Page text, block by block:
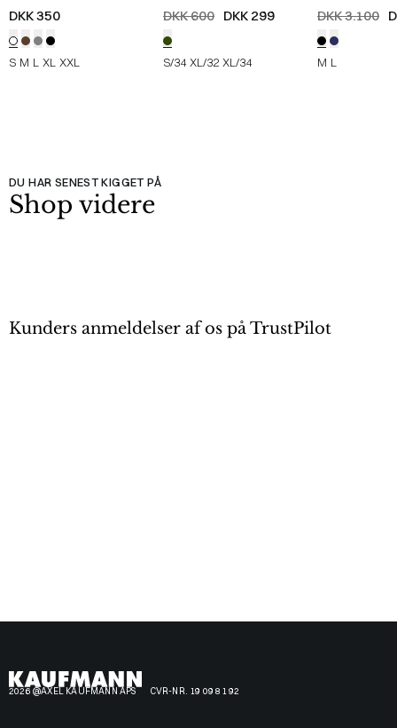
shirt /WHITE
DKK 350
S M L XL XXL
Bukser / OLIVE
DKK 600 DKK 299
S/34 XL/32 XL/34
Jakke
SORT
DKK 3.100
M L
DU HAR SENEST KIGGET PÅ
Shop videre
Kunders anmeldelser af os på TrustPilot
2026 @AXEL KAUFMANN APS CVR-NR. 19 09 81 92